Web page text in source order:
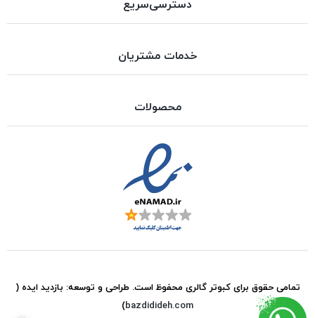
دسترسی‌سریع
خدمات مشتریان
محصولات
تمامی حقوق برایکبوتر گالریمحفوظ است. طراحی و توسعه: بازدید ایده (
bazdidideh.com
)